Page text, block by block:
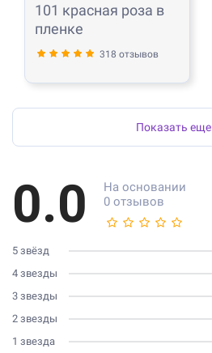
101 красная роза в
пленке
318 отзывов
Показать еще
0.0
На основании
0 отзывов
5 звёзд
4 звезды
3 звезды
2 звезды
1 звезда